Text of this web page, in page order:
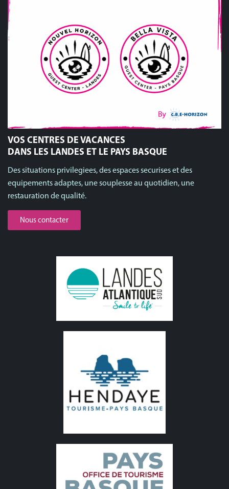
VOS CENTRES DE VACANCES
DANS LES LANDES ET LE PAYS BASQUE
Des situations privilegiees, des espaces securises et des
equipements adaptes, une souplesse au quotidien, une
restauration de qualité.
Nous contacter